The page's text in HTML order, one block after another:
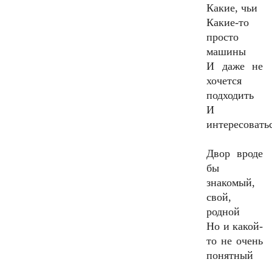
Какие, чьи
Какие-то
просто
машины
И даже не
хочется
подходить
И
Двор вроде
бы
знакомый,
свой,
родной
Но и какой-
то не очень
понятный